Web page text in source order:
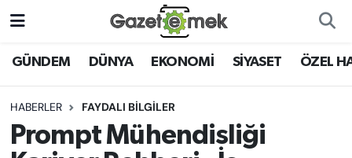
GÜNDEM DÜNYA EKONOMİ SİYASET ÖZEL
HABERLER FAYDALI BİLGİLER
Prompt Mühendisliği
DÜNYA
EKONOMİ
EMEK HABERLERİ
Nöbetçi Eczaneler
Hava Durumu
İstanbul Namaz Vakitleri